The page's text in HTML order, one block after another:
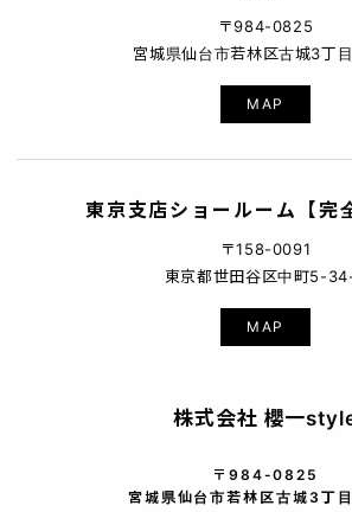
〒984-0825
宮城県仙台市若林区古城3丁
MAP
東京支店ショールーム【完
〒158-0091
東京都世田谷区中町5-
MAP
株式会社 櫻一
〒984-0825
宮城県仙台市若林区古城3丁